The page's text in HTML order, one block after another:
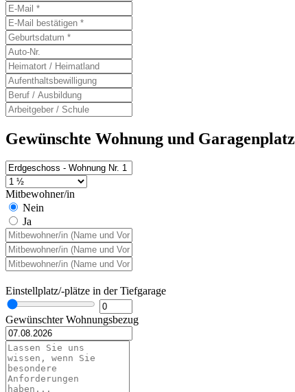
Gewünschte Wohnung und Garagenplatz
Mitbewohner/in
Nein
Ja
Einstellplatz/-plätze in der Tiefgarage
Gewünschter Wohnungsbezug